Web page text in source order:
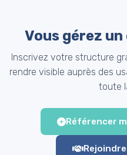
Vous gérez
Inscrivez votre structure
rendre visible auprès des
toute
Référencer